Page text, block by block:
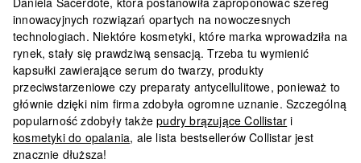
innowacyjnych rozwiązań opartych na nowoczesnych
technologiach. Niektóre kosmetyki, które marka wprowadziła na
rynek, stały się prawdziwą sensacją. Trzeba tu wymienić
kapsułki zawierające serum do twarzy, produkty
przeciwstarzeniowe czy preparaty antycellulitowe, ponieważ to
głównie dzięki nim firma zdobyła ogromne uznanie. Szczególną
popularność zdobyły takżepudry brązujące Collistar i
kosmetyki do opalania, ale lista bestsellerów Collistar jest
znacznie dłuższa!